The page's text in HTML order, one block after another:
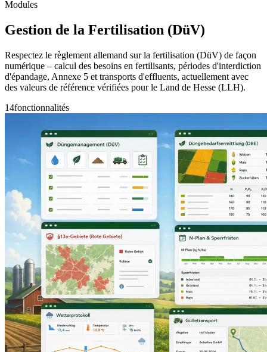
Modules
Gestion de la Fertilisation (DüV)
Respectez le règlement allemand sur la fertilisation (DüV) de façon
numérique – calcul des besoins en fertilisants, périodes d'interdiction
d'épandage, Annexe 5 et transports d'effluents, actuellement avec
des valeurs de référence vérifiées pour le Land de Hesse (LLH).
14fonctionnalités